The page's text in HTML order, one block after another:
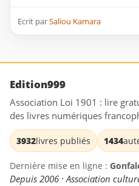
Ecrit parSaliou Kamara
Edition999
Association Loi 1901 : lire
des livres numériques
3932livres publiés 1434
Dernière mise en ligne :
Depuis 2006 · Association